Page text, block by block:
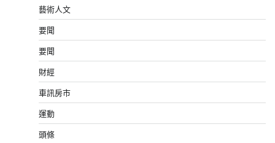
藝術人文
要聞
要聞
財經
車訊房市
運動
頭條